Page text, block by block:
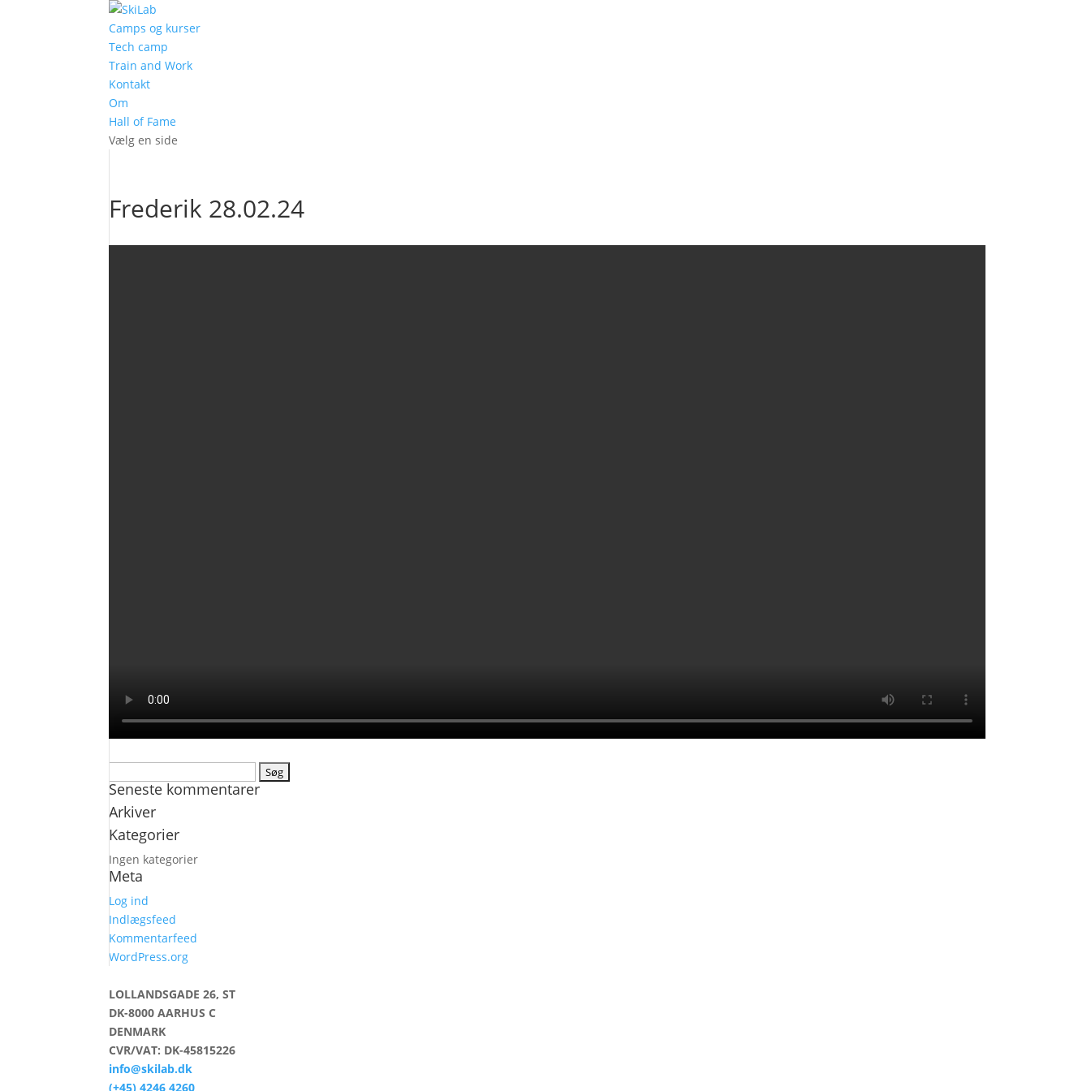
Camps og kurser
Tech camp
Train and Work
Kontakt
Om
Hall of Fame
Vælg en side
Frederik 28.02.24
efter:
Seneste kommentarer
Arkiver
Kategorier
Ingen kategorier
Meta
Log ind
Indlægsfeed
Kommentarfeed
WordPress.org
LOLLANDSGADE 26, ST
DK-8000 AARHUS C
DENMARK
CVR/VAT: DK-45815226
info@skilab.dk
(+45) 4246 4260